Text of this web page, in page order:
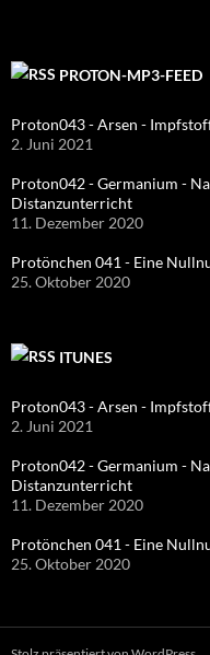
PROTON-MP3-FEED
Proton043 - Arsen -
2. Juni 2021
Proton042 - Germanium -
Distanzunterricht
11. Dezember 2020
Protönchen 041 - Eine
25. Oktober 2020
ITUNES
Proton043 - Arsen -
2. Juni 2021
Proton042 - Germanium -
Distanzunterricht
11. Dezember 2020
Protönchen 041 - Eine
25. Oktober 2020